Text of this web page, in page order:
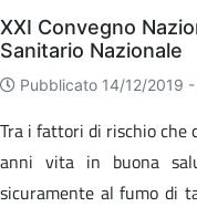
Eventi
XXI Convegno
Sanitario Nazionale
Pubblicato 14/12/2019 -
Tra i fattori di rischio che
anni vita in buona
sicuramente al fumo di